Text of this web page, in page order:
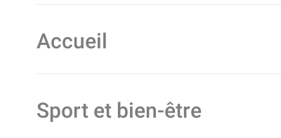
Accueil
Sport et bien-être